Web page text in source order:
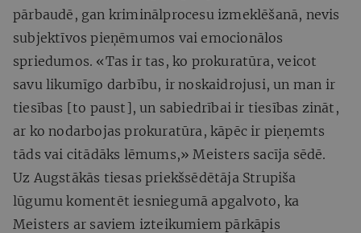
pārbaudē, gan kriminālprocesu izmeklēšanā, nevis
subjektīvos pieņēmumos vai emocionālos
spriedumos. «Tas ir tas, ko prokuratūra, veicot
savu likumīgo darbību, ir noskaidrojusi, un man ir
tiesības [to paust], un sabiedrībai ir tiesības zināt,
ar ko nodarbojas prokuratūra, kāpēc ir pieņemts
tāds vai citādāks lēmums,» Meisters sacīja sēdē.
Uz Augstākās tiesas priekšsēdētāja Strupiša
lūgumu komentēt iesniegumā apgalvoto, ka
Meisters ar saviem izteikumiem pārkāpis